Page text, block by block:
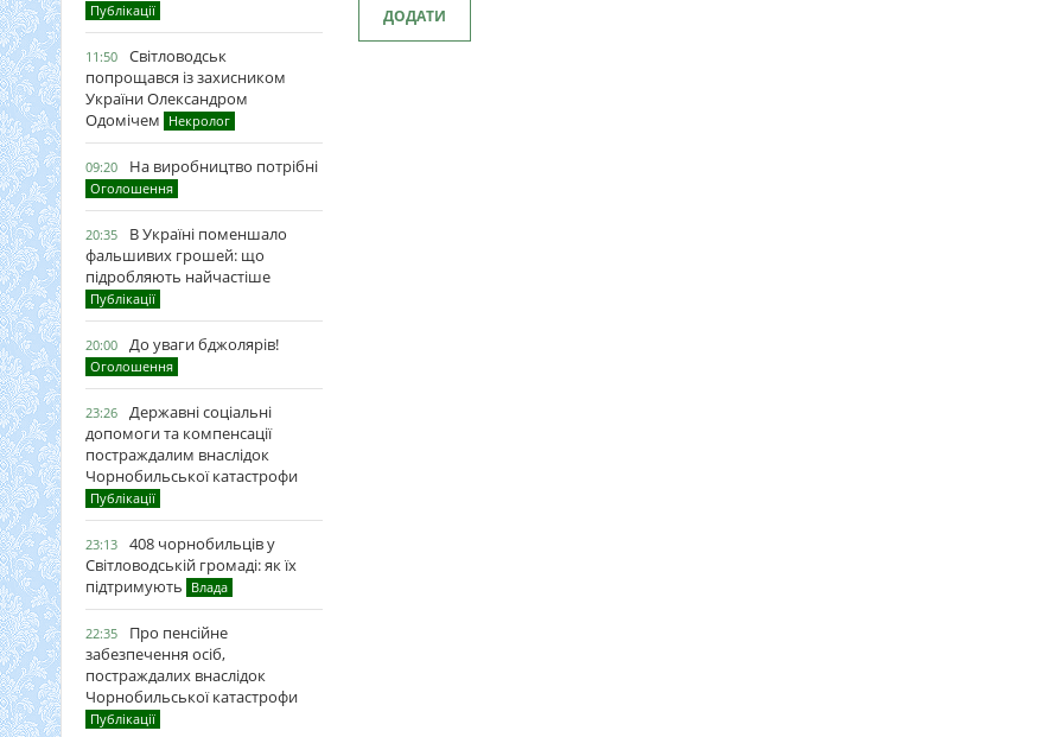
Публікації
11:50
Світловодськ
попрощався із захисником
України Олександром
Одомічем Некролог
09:20 На виробництво потрібні
Оголошення
20:35
В Україні поменшало
фальшивих грошей: що
підробляють найчастіше
Публікації
20:00 До уваги бджолярів!
Оголошення
23:26
Державні соціальні
допомоги та компенсації
постраждалим внаслідок
Чорнобильської катастрофи
Публікації
23:13
408 чорнобильців у
Світловодській громаді: як їх
підтримують Влада
22:35
Про пенсійне
забезпечення осіб,
постраждалих внаслідок
Чорнобильської катастрофи
Публікації
ДОДАТИ